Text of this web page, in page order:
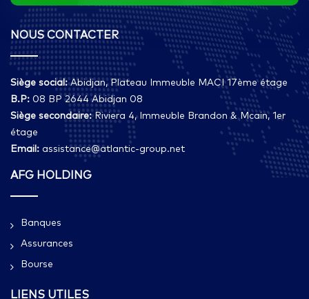
NOUS CONTACTER
Siège social:Abidjan, Plateau Immeuble MACI 17ème étage
B.P: 08 BP 2644 Abidjan 08
Siège secondaire:Riviera 4, Immeuble Brandon & Mcain, 1er
étage
Email: assistance@atlantic-group.net
AFG HOLDING
Banques
Assurances
Bourse
LIENS UTILES